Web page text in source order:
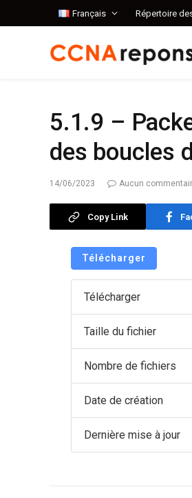
Français Répertoire
5.1.9 –
des boucles
14/06/2023 Aucun
Copy Link
Télécharger
Télécharger
Taille du fichier
Nombre de fichiers
Date de création
Dernière mise à jour